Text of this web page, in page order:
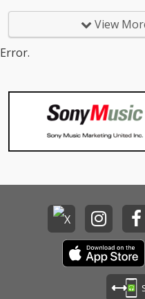
曲に加え、初の全編英
え、国内外の多彩なア
ーティスト作品へのコ
で磨かれた表現力に加
え、作曲・作詞・編曲
といったクリエイティ
ブもさらに進化。その
村ちあきの最新作が完
成！
View
Error.